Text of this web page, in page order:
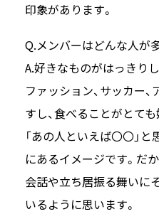
印象があります。
Q.メンバーはどんな人が
A.好きなものがはっきり
ファッション、サッカー
すし、食べることがとて
「あの人といえば〇〇」
にあるイメージです。だ
会話や立ち居振る舞いに
いるように思います。